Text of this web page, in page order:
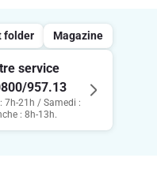
folder Magazine
service
957.13
7h-21h / Samedi :
: 8h-13h.